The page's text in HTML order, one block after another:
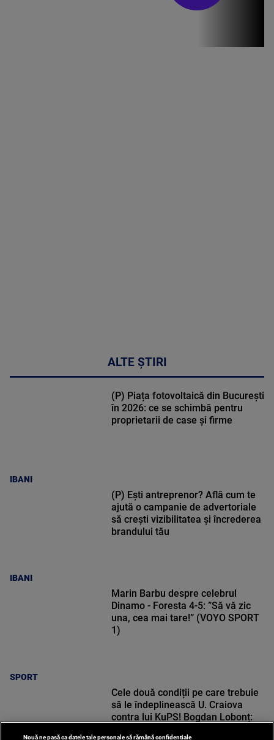
Stirile PRO TV
ALTE ȘTIRI
IBANI
(P) Piața fotovoltaică din București
în 2026: ce se schimbă pentru
proprietarii de case și firme
IBANI
(P) Ești antreprenor? Află cum te
ajută o campanie de advertoriale
să crești vizibilitatea și încrederea
brandului tău
SPORT
Marin Barbu despre celebrul
Dinamo - Foresta 4-5: ”Să vă zic
una, cea mai tare!” (VOYO SPORT
1)
Cele două condiții pe care trebuie
să le îndeplinească U. Craiova
contra lui KuPS! Bogdan Lobonț:
Nouă ne pasă ca datele tale personale să rămână confidențiale